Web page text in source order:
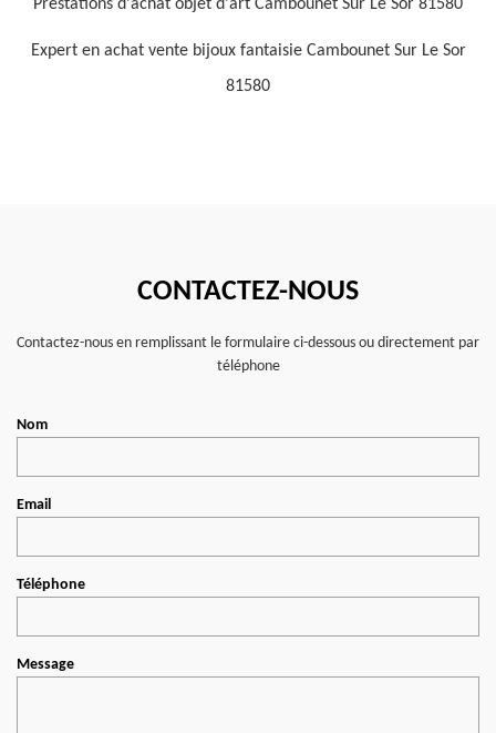
Prestations d'achat objet d'art Cambounet Sur Le Sor 81580
Expert en achat vente bijoux fantaisie Cambounet Sur Le Sor
81580
CONTACTEZ-NOUS
Contactez-nous en remplissant le formulaire ci-dessous ou directement par
téléphone
Nom
Email
Téléphone
Message